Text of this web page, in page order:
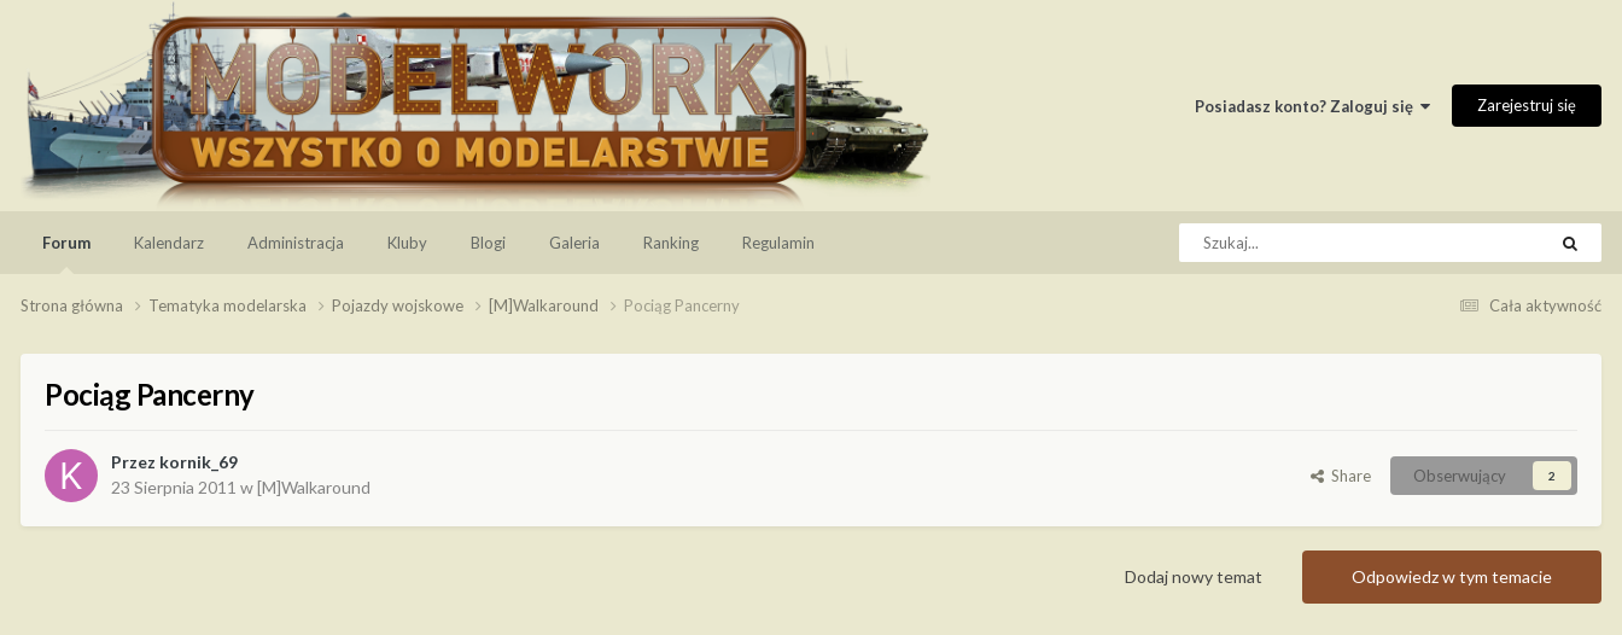
Posiadasz konto? Zaloguj się Zarejestruj się
Forum Kalendarz Administracja Kluby Blogi Galeria Ranking Regulamin
Cała aktywność
Strona główna Tematyka modelarska Pojazdy wojskowe [M]Walkaround Pociąg Pancerny
Pociąg Pancerny
Przez kornik_69
23 Sierpnia 2011 w[M]Walkaround
Share Obserwujący 2
Odpowiedz w tym temacie
Dodaj nowy temat